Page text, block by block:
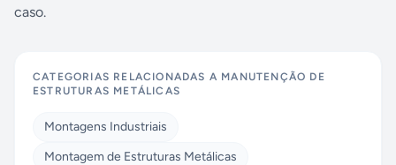
caso.
CATEGORIAS RELACIONADAS A MANUTENÇÃO DE
ESTRUTURAS METÁLICAS
Montagens Industriais
Montagem de Estruturas Metálicas